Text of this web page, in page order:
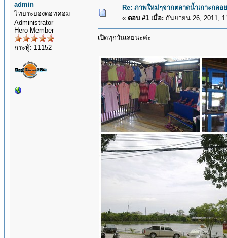
admin
ไทยระยองดอทคอม
Administrator
Hero Member
กระทู้: 11152
Re: ภาพใหม่ๆจากตลาดน้ำเกาะกลอ
« ตอบ #1 เมื่อ: กันยายน 26, 2011,
เปิดทุกวันเลยนะค่ะ